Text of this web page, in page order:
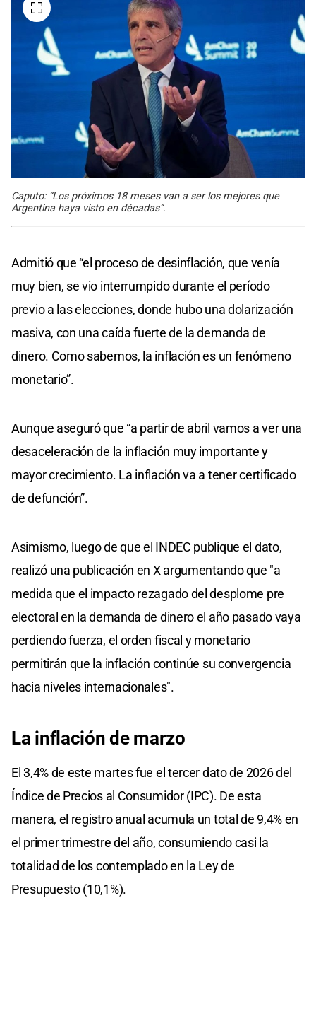
Caputo: “Los próximos 18 meses van a ser los mejores que
Argentina haya visto en décadas”.
Admitió que “el proceso de desinflación, que venía
muy bien, se vio interrumpido durante el período
previo a las elecciones, donde hubo una dolarización
masiva, con una caída fuerte de la demanda de
dinero. Como sabemos, la inflación es un fenómeno
monetario”.
Aunque aseguró que “a partir de abril vamos a ver una
desaceleración de la inflación muy importante y
mayor crecimiento. La inflación va a tener certificado
de defunción”.
Asimismo, luego de que el INDEC publique el dato,
realizó una publicación en X argumentando que "a
medida que el impacto rezagado del desplome pre
electoral en la demanda de dinero el año pasado vaya
perdiendo fuerza, el orden fiscal y monetario
permitirán que la inflación continúe su convergencia
hacia niveles internacionales".
La inflación de marzo
El 3,4% de este martes fue el tercer dato de 2026 del
Índice de Precios al Consumidor (IPC). De esta
manera, el registro anual acumula un total de 9,4% en
el primer trimestre del año, consumiendo casi la
totalidad de los contemplado en la Ley de
Presupuesto (10,1%).